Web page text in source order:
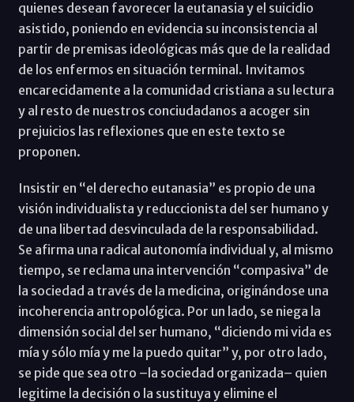
quienes desean favorecer la eutanasia y el suicidio
asistido, poniendo en evidencia su inconsistencia al
partir de premisas ideológicas más que de la realidad
de los enfermos en situación terminal. Invitamos
encarecidamente a la comunidad cristiana a su lectura
y al resto de nuestros conciudadanos a acoger sin
prejuicios las reflexiones que en este texto se
proponen.
Insistir en “el derecho eutanasia” es propio de una
visión individualista y reduccionista del ser humano y
de una libertad desvinculada de la responsabilidad.
Se afirma una radical autonomía individual y, al mismo
tiempo, se reclama una intervención “compasiva” de
la sociedad a través de la medicina, originándose una
incoherencia antropológica. Por un lado, se niega la
dimensión social del ser humano, “diciendo mi vida es
mía y sólo mía y me la puedo quitar” y, por otro lado,
se pide que sea otro –la sociedad organizada– quien
legitime la decisión o la sustituya y elimine el